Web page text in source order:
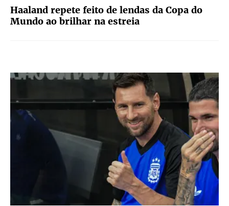
Haaland repete feito de lendas da Copa do
Mundo ao brilhar na estreia